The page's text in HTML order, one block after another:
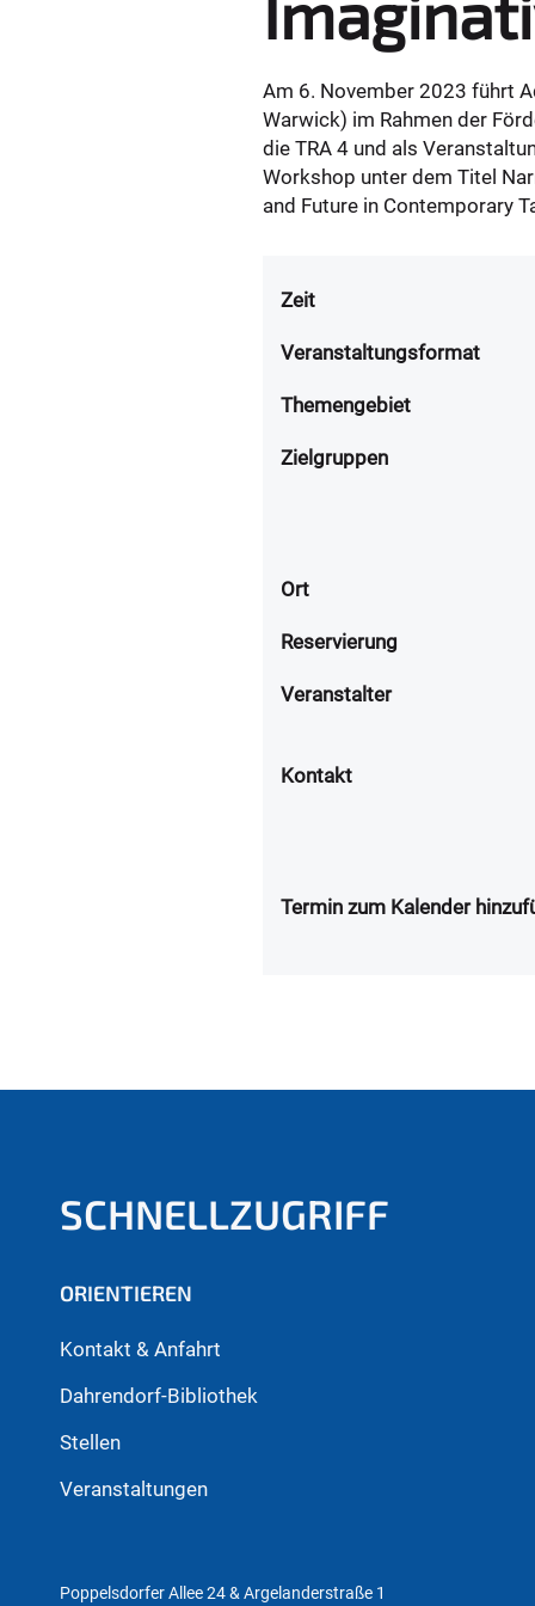
Am 6. November 2023 führt
Warwick) im Rahmen der
die TRA 4 und als
Workshop unter dem Titel
and Future in Contemporary
Zeit
Veranstaltungsformat
Themengebiet
Zielgruppen
Ort
Reservierung
Veranstalter
Kontakt
Termin zum Kalender
SCHNELLZUGRIFF
ORIENTIEREN
Kontakt & Anfahrt
Dahrendorf-Bibliothek
Stellen
Veranstaltungen
Poppelsdorfer Allee 24 & Argelanderstraße 1